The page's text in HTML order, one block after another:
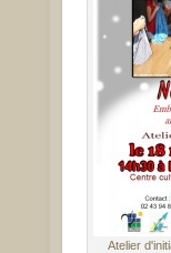
Atelier